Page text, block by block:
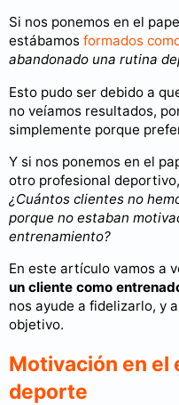
Si nos ponemos en el
estábamos formados
abandonado una rutina
Esto pudo ser debido a
no veíamos resultados,
simplemente porque
Y si nos ponemos en el
otro profesional
¿Cuántos clientes no
porque no estaban
entrenamiento?
En este artículo vamos a
un cliente como
nos ayude a fidelizarlo, y
objetivo.
Motivación en el
deporte